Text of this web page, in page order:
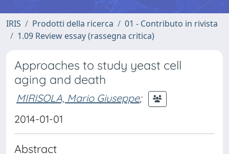
IRIS Prodotti della ricerca
01 - Contributo in rivista
1.09 Review essay (rassegna critica)
Approaches to study yeast cell
aging and death
MIRISOLA, Mario Giuseppe;
2014-01-01
Abstract